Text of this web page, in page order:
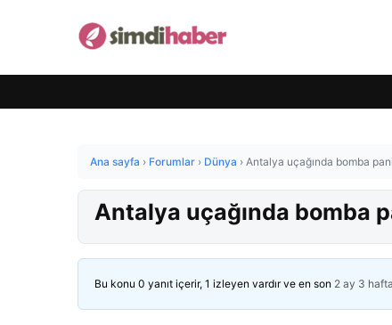
Ana sayfa › Forumlar › Dünya › Antalya uçağında bomba
Antalya uçağında bomba
Bu konu 0 yanıt içerir, 1 izleyen vardır ve en son 2 ay 3